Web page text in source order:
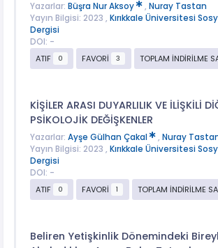
Yazarlar: Büşra Nur Aksoy , Nuray Tastan
Yayın Bilgisi: 2023 , Kırıkkale Üniversitesi
Dergisi
DOI: -
ATIF
0 FAVORİ 3 TOPLAM İNDİRİLME
KİŞİLER ARASI DUYARLILIK VE İLİŞKİLİ
PSİKOLOJİK DEĞİŞKENLER
Yazarlar: Ayşe Gülhan Çakal , Nuray
Yayın Bilgisi: 2023 , Kırıkkale Üniversitesi
Dergisi
DOI: -
ATIF
0 FAVORİ 1 TOPLAM İNDİRİLME
Beliren Yetişkinlik Dönemindeki